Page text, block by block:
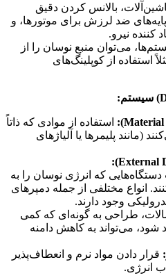
بالانس کردن دقیق
ضد لرزش برای موتورها، و
کننده نیرو.
می‌توان منبع نوسان را از
استفاده از کوپلینگ‌های
استفاده از موادی که ذاتاً
(مانند پلیمرها یا آلیاژهای
که انرژی نوسان را به
انواع مختلفی از جمله دمپرهای
وجود دارند.
طراحی به گونه‌ای که کمی
می‌تواند به کاهش دامنه
قرار دادن مواد نرم و انعطاف‌پذیر
انرژی.